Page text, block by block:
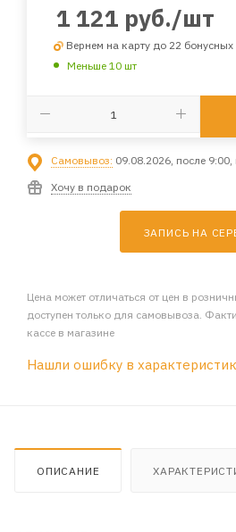
1 121 руб./шт
Вернем на карту до 22
Меньше 10 шт
Самовывоз: 09.08.2026, после 9:00,
Хочу в подарок
ЗАПИСЬ НА
Цена может отличаться от цен в
доступен только для самовывоза.
кассе в магазине
Нашли ошибку в
ОПИСАНИЕ